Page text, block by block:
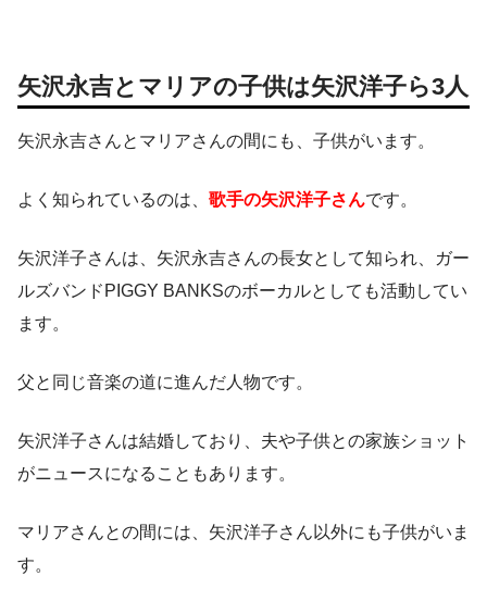
矢沢永吉とマリアの子供は矢沢洋子ら3人
矢沢永吉さんとマリアさんの間にも、子供がいます。
よく知られているのは、 歌手の矢沢洋子さんです。
矢沢洋子さんは、矢沢永吉さんの長女として知られ、ガー
ルズバンドPIGGY BANKSのボーカルとしても活動してい
ます。
父と同じ音楽の道に進んだ人物です。
矢沢洋子さんは結婚しており、夫や子供との家族ショット
がニュースになることもあります。
マリアさんとの間には、矢沢洋子さん以外にも子供がいま
す。